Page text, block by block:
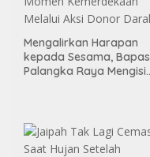
Mengalirkan Harapan
kepada Sesama, Bapas
Palangka Raya Mengisi